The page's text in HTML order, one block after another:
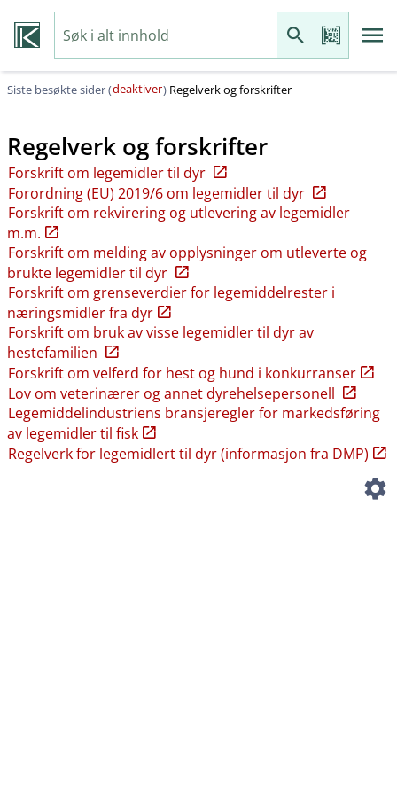
Siste besøkte sider (deaktiver) Regelverk og forskrifter
Regelverk og forskrifter
Forskrift om legemidler til dyr
Forordning (EU) 2019/6 om legemidler til dyr
Forskrift om rekvirering og utlevering av legemidler
m.m.
Forskrift om melding av opplysninger om utleverte og
brukte legemidler til dyr
Forskrift om grenseverdier for legemiddelrester i
næringsmidler fra dyr
Forskrift om bruk av visse legemidler til dyr av
hestefamilien
Forskrift om velferd for hest og hund i konkurranser
Lov om veterinærer og annet dyrehelsepersonell
Legemiddelindustriens bransjeregler for markedsføring
av legemidler til fisk
Regelverk for legemidlert til dyr (informasjon fra DMP)